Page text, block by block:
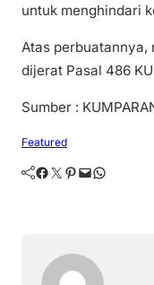
untuk menghindari
Atas perbuatannya,
dijerat Pasal 486
Sumber :
Featured
Facebook Twitter Pinterest Mail WhatsApp